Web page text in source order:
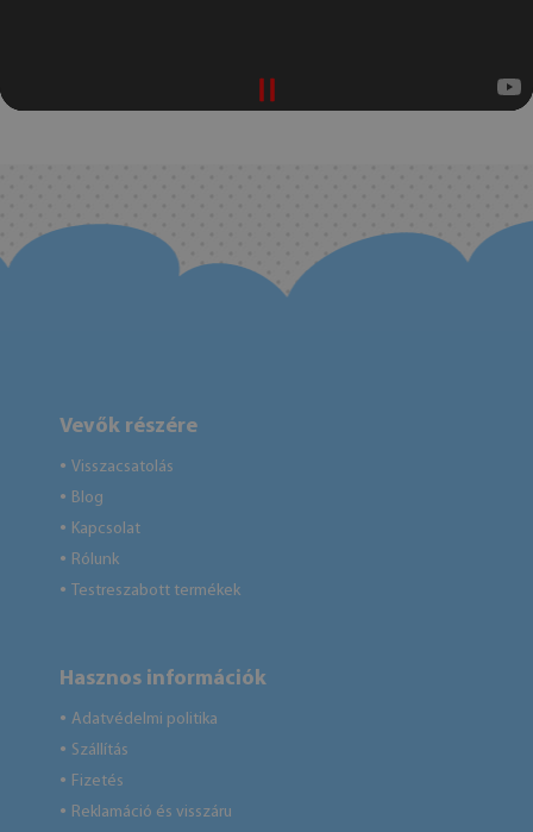
Vevők részére
● Visszacsatolás
● Blog
● Kapcsolat
● Rólunk
● Testreszabott termékek
Hasznos információk
● Adatvédelmi politika
● Szállítás
● Fizetés
● Reklamáció és visszáru